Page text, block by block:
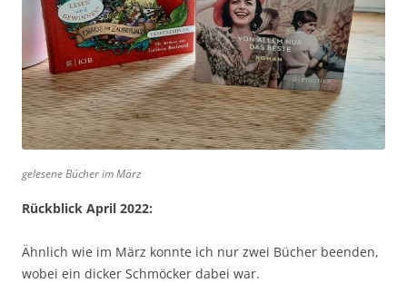
gelesene Bücher im März
Rückblick April 2022:
Ähnlich wie im März konnte ich nur zwei Bücher beenden,
wobei ein dicker Schmöcker dabei war.